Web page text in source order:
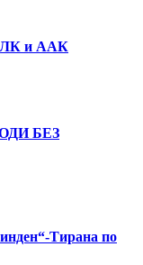
и ААК
БЕЗ
Тирана по